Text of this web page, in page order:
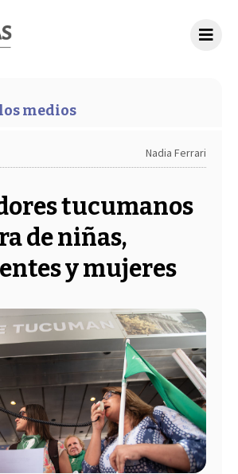
medios
Nadia Ferrari
tucumanos
de niñas,
y mujeres